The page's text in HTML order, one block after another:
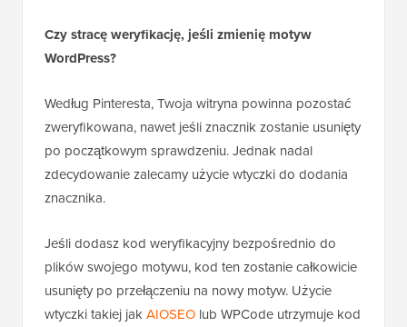
Czy stracę weryfikację, jeśli zmienię motyw
WordPress?
Według Pinteresta, Twoja witryna powinna pozostać
zweryfikowana, nawet jeśli znacznik zostanie usunięty
po początkowym sprawdzeniu. Jednak nadal
zdecydowanie zalecamy użycie wtyczki do dodania
znacznika.
Jeśli dodasz kod weryfikacyjny bezpośrednio do
plików swojego motywu, kod ten zostanie całkowicie
usunięty po przełączeniu na nowy motyw. Użycie
wtyczki takiej jakAIOSEO lub WPCode utrzymuje kod